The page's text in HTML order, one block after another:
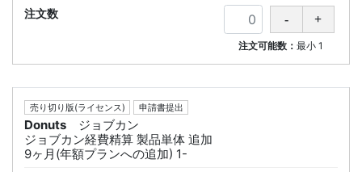
注文可能数：最小 1
売り切り版(ライセンス) 申請書提出
Donuts
ジョブカン
ジョブカン経費精算 製品単体 追加
9ヶ月(年額プランへの追加) 1-